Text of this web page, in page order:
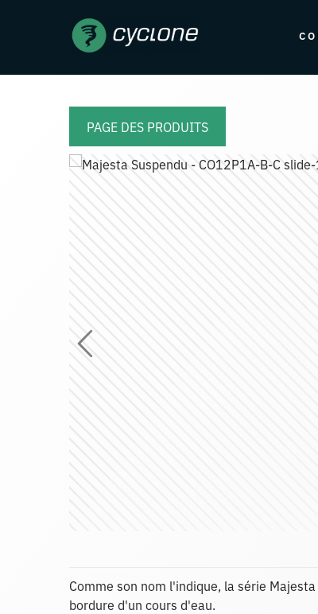
PAGE DES PRODUITS
Comme son nom l'indique, la série
bordure d'un cours d'eau.